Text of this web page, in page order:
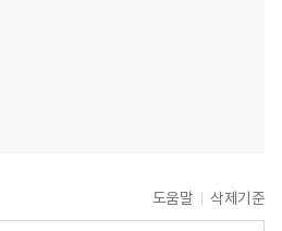
도움말 삭제기준